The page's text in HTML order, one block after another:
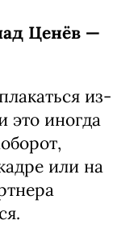
Ценёв —
из-
это иногда
или на